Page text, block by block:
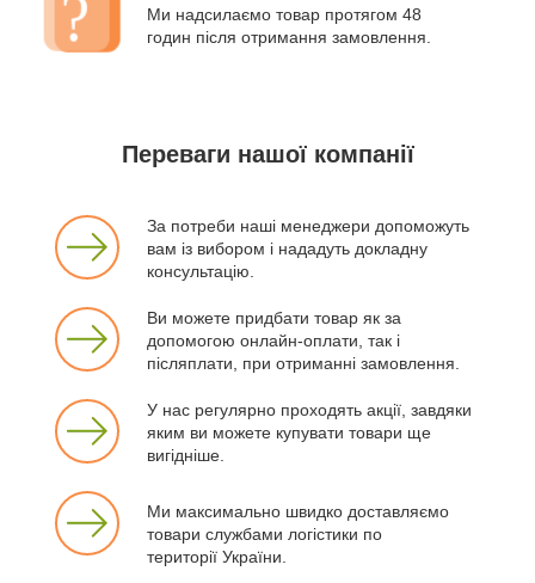
Ми надсилаємо товар протягом 48
годин після отримання замовлення.
Переваги нашої компанії
За потреби наші менеджери допоможуть
вам із вибором і нададуть докладну
консультацію.
Ви можете придбати товар як за
допомогою онлайн-оплати, так і
післяплати, при отриманні замовлення.
У нас регулярно проходять акції, завдяки
яким ви можете купувати товари ще
вигідніше.
Ми максимально швидко доставляємо
товари службами логістики по
території України.